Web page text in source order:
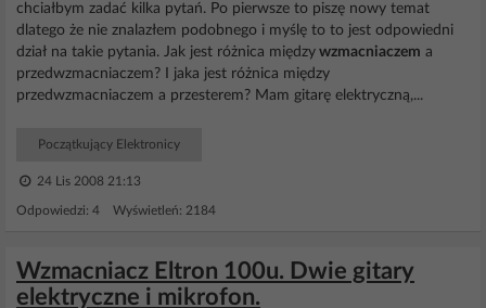
chciałbym zadać kilka pytań. Po pierwsze to piszę nowy temat
dlatego że nie znalazłem podobnego i myślę to to jest odpowiedni
dział na takie pytania. Jak jest różnica między wzmacniaczem a
przedwzmacniaczem? I jaka jest różnica między
przedwzmacniaczem a przesterem? Mam gitarę elektryczną,...
Początkujący Elektronicy
24 Lis 2008 21:13
Odpowiedzi: 4 Wyświetleń: 2184
Wzmacniacz Eltron 100u. Dwie gitary
elektryczne i mikrofon.